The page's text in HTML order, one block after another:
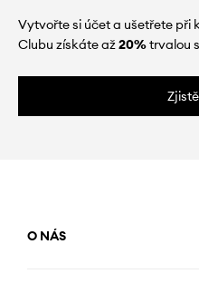
Vytvořte si účet a ušetřete při
Clubu získáte až20%trvalou
O NÁS